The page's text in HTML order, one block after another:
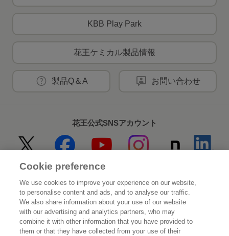
KBB Play Park
花王ケミカル製品情報
製品Q＆A お問い合わせ
花王公式SNSアカウント
Home 花王について
サステナビリティ イノベーション
ブランド 投資家情報
Cookie preference
We use cookies to improve your experience on our website,
to personalise content and ads, and to analyse our traffic.
We also share information about your use of our website
with our advertising and analytics partners, who may
combine it with other information that you have provided to
them or that they have collected from your use of their